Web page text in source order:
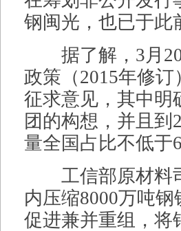
钢闽光，也已于此
据了解，3月20
政策（2015年修
征求意见，其中明
团的构想，并且到
量全国占比不低于
工信部原材料司
内压缩8000万吨
促进兼并重组，将